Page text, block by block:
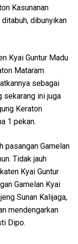
Kasunanan
dibunyikan
Kyai Guntur Madu
Mataram
sebagai
sekarang ini juga
Keraton
1 pekan.
pasangan Gamelan
Tidak jauh
Kyai Guntur
Gamelan Kyai
Sunan Kalijaga,
mendengarkan
Dipo.